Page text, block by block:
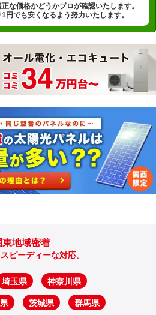
な価格かどうかプロが確認いたします。
円でも安くなるよう努力いたします。
東地域密着
ピーディーな対応。
埼玉県 神奈川県
茨城県 群馬県